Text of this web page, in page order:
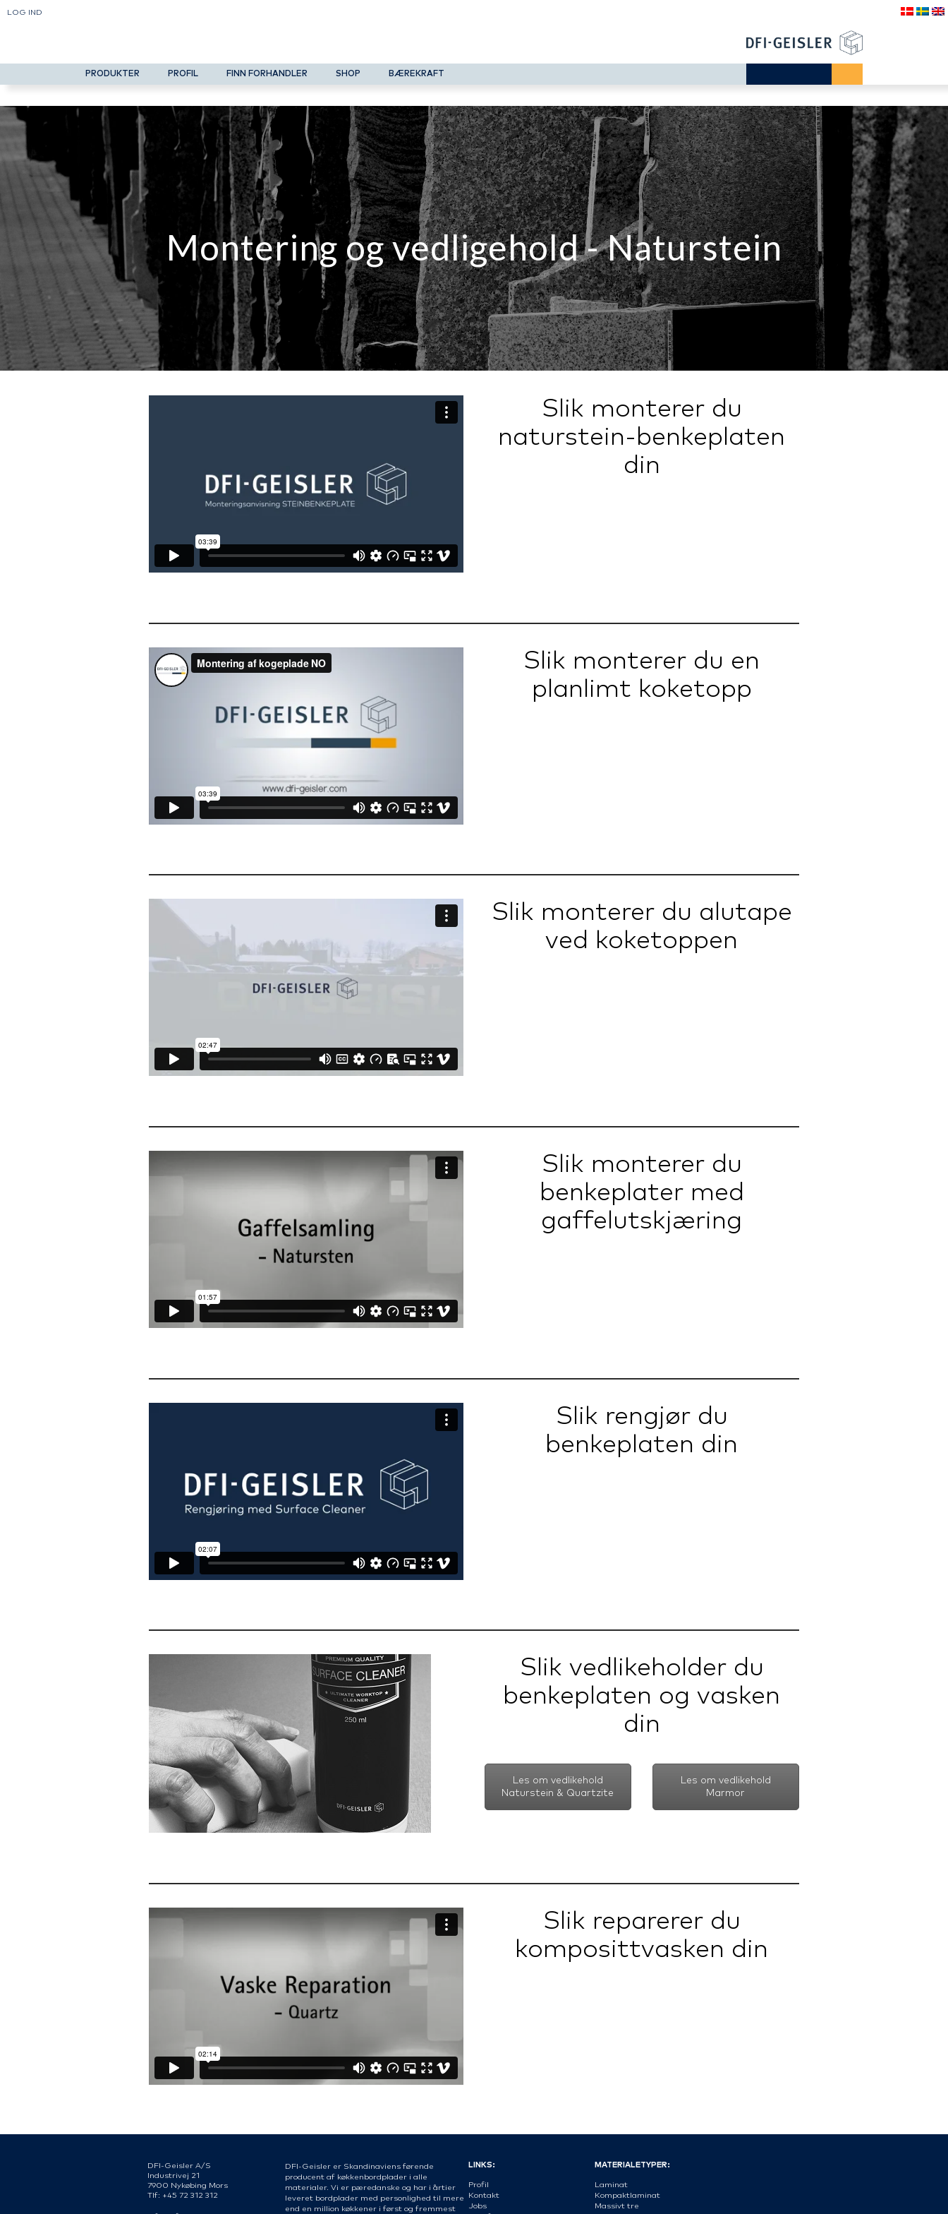
LOG IND
PRODUKTER PROFIL FINN FORHANDLER SHOP BÆREKRAFT
Montering og vedligehold - Naturstein
Slik monterer du
naturstein-benkeplaten
din
Slik monterer du en
planlimt koketopp
Slik monterer du alutape
ved koketoppen
Slik monterer du
benkeplater med
gaffelutskjæring
Slik rengjør du
benkeplaten din
Slik vedlikeholder du
benkeplaten og vasken
din
Les om vedlikehold
Naturstein & Quartzite
Les om vedlikehold
Marmor
Slik reparerer du
komposittvasken din
DFI-Geisler A/S
Industrivej 21
7900 Nykøbing Mors
Tlf: +45 72 312 312
DFI-Geisler er Skandinaviens førende
producent af køkkenbordplader i alle
materialer. Vi er pæredanske og har i årtier
leveret bordplader med personlighed til mere
end en million køkkener i først og fremmest
LINKS:
Profil
Kontakt
Jobs
MATERIALETYPER:
Laminat
Kompaktlaminat
Massivt tre